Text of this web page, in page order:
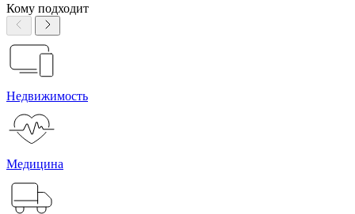
Кому подходит
Недвижимость
Медицина